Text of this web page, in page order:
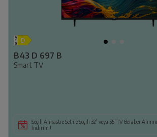
B43 D 697 B
Smart TV
Seçili Ankastre Set ile Seçili 32' veya 55' TV Beraber
İndirim !